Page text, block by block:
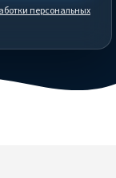
персональных